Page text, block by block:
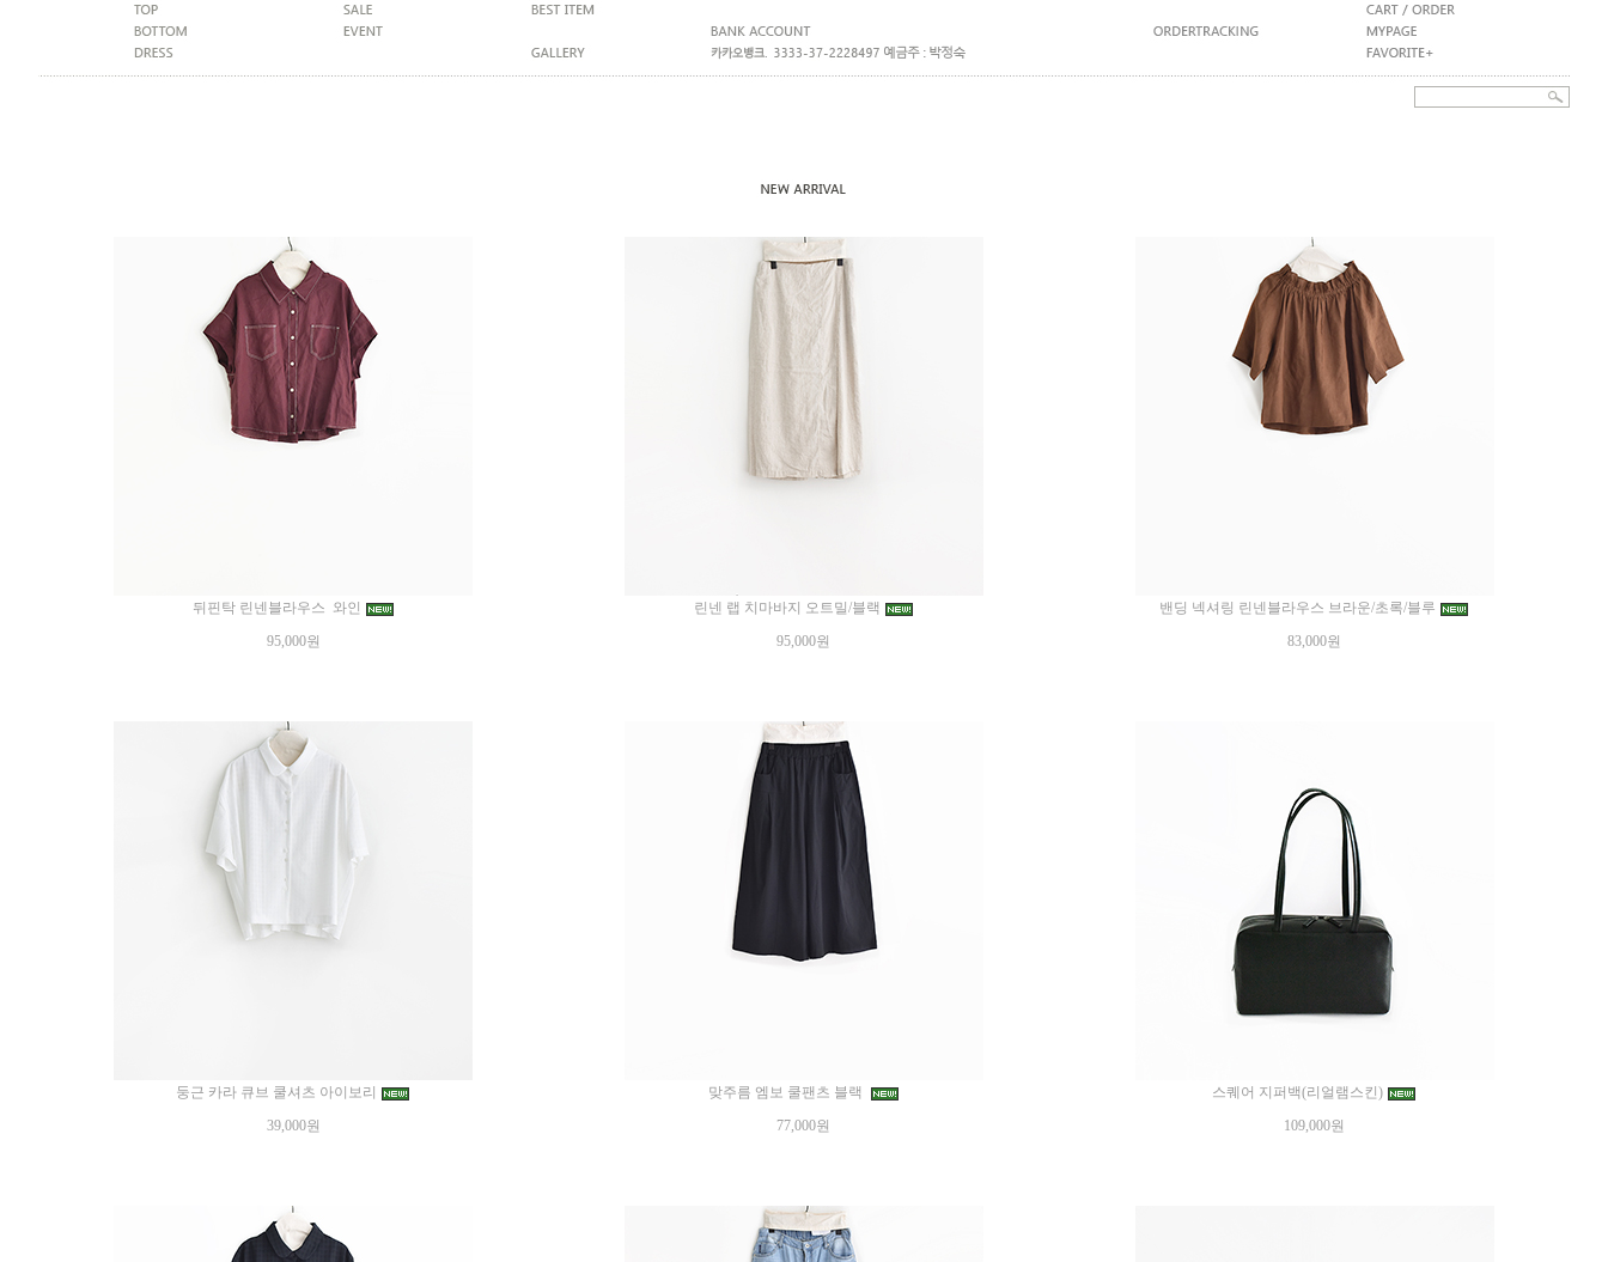
뒤핀탁 린넨블라우스 와인
95,000원
린넨 랩 치마바지 오트밀/블랙
95,000원
밴딩 넥셔링 린넨블라우스 브라운/초록/블루
83,000원
둥근 카라 큐브 쿨셔츠 아이보리
39,000원
맞주름 엠보 쿨팬츠 블랙
77,000원
스퀘어 지퍼백(리얼램스킨)
109,000원